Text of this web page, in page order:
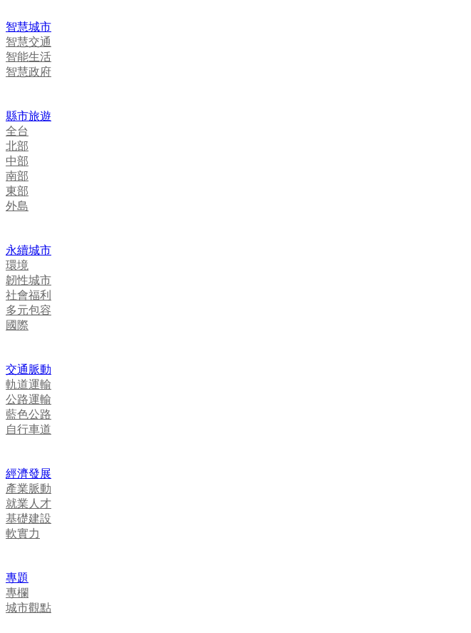
智慧城市
智慧交通
智能生活
智慧政府
縣市旅遊
全台
北部
中部
南部
東部
外島
永續城市
環境
韌性城市
社會福利
多元包容
國際
交通脈動
軌道運輸
公路運輸
藍色公路
自行車道
經濟發展
產業脈動
就業人才
基礎建設
軟實力
專題
專欄
城市觀點